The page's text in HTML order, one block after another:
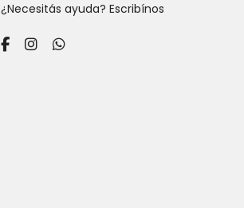
¿Necesitás ayuda? Escribínos